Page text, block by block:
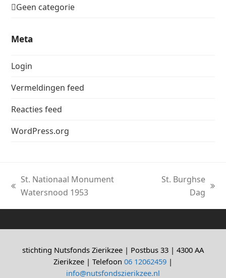
Geen categorie
Meta
Login
Vermeldingen feed
Reacties feed
WordPress.org
previous
St. Nationaal Monument
Watersnood 1953
St. Burghse
Dag
stichting Nutsfonds Zierikzee | Postbus 33 | 4300 AA
Zierikzee | Telefoon 06 12062459 |
info@nutsfondszierikzee.nl